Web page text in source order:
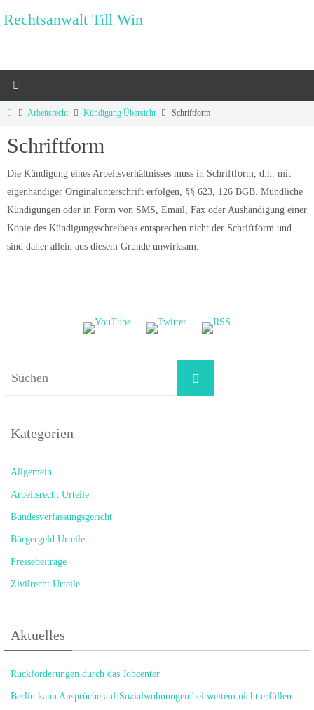
Inhalt
Rechtsanwalt Till Win
StartArbeitsrecht Kündigung Übersicht Schriftform
Schriftform
Die Kündigung eines Arbeitsverhältnisses muss in Schriftform, d.h. mit
eigenhändiger Originalunterschrift erfolgen, §§ 623, 126 BGB. Mündliche
Kündigungen oder in Form von SMS, Email, Fax oder Aushändigung einer
Kopie des Kündigungsschreibens entsprechen nicht der Schriftform und
sind daher allein aus diesem Grunde unwirksam.
Suchen
Kategorien
Allgemein
Arbeitsrecht Urteile
Bundesverfassungsgericht
Bürgergeld Urteile
Pressebeiträge
Zivilrecht Urteile
Aktuelles
Rückforderungen durch das Jobcenter
Berlin kann Ansprüche auf Sozialwohnungen bei weitem nicht erfüllen